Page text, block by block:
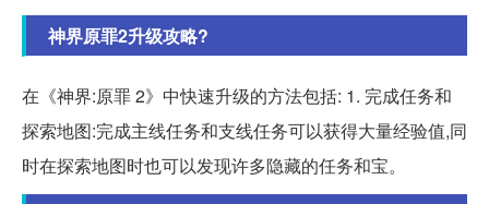
神界原罪2升级攻略?
在《神界:原罪 2》中快速升级的方法包括: 1. 完成任务和
探索地图:完成主线任务和支线任务可以获得大量经验值,同
时在探索地图时也可以发现许多隐藏的任务和宝。